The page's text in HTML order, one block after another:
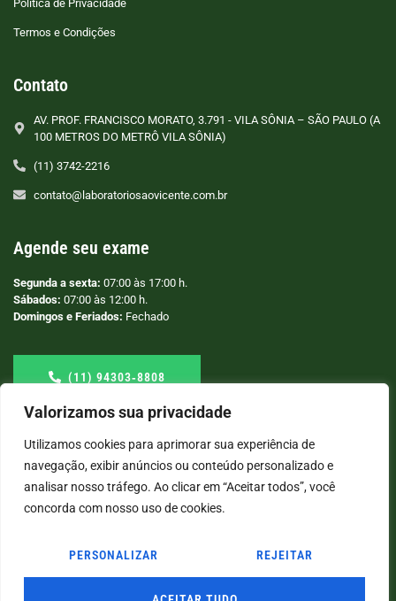
Valorizamos sua privacidade
Utilizamos cookies para aprimorar sua experiência de
navegação, exibir anúncios ou conteúdo personalizado e
analisar nosso tráfego. Ao clicar em “Aceitar todos”, você
concorda com nosso uso de cookies.
PERSONALIZAR REJEITAR
Politica de Privacidade
Termos e Condições
Contato
AV. PROF. FRANCISCO MORATO, 3.791 - VILA SÔNIA – SÃO PAULO (A
100 METROS DO METRÔ VILA SÔNIA)
(11) 3742-2216
contato@laboratoriosaovicente.com.br
Agende seu exame
Segunda a sexta: 07:00 às 17:00 h.
Sábados: 07:00 às 12:00 h.
Domingos e Feriados: Fechado
(11) 94303‑8808
© COPYRIGHT2026→ LABORATÓRIO SÃO VICENTE → POR: CONEKI - SOLUÇÕES DIGITAIS |